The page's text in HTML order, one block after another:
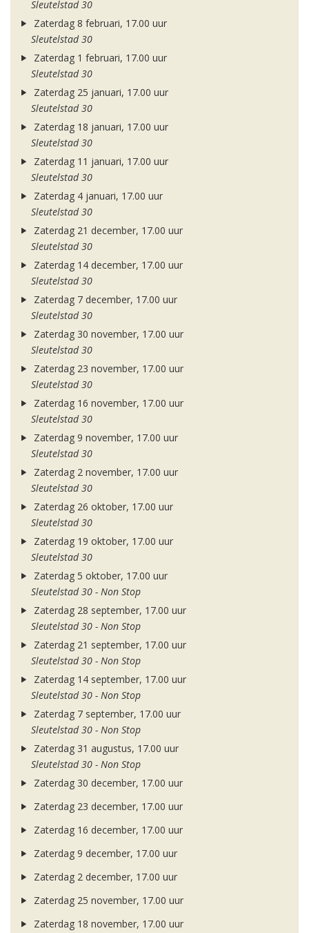
Sleutelstad 30
Zaterdag 8 februari, 17.00 uur
Sleutelstad 30
Zaterdag 1 februari, 17.00 uur
Sleutelstad 30
Zaterdag 25 januari, 17.00 uur
Sleutelstad 30
Zaterdag 18 januari, 17.00 uur
Sleutelstad 30
Zaterdag 11 januari, 17.00 uur
Sleutelstad 30
Zaterdag 4 januari, 17.00 uur
Sleutelstad 30
Zaterdag 21 december, 17.00 uur
Sleutelstad 30
Zaterdag 14 december, 17.00 uur
Sleutelstad 30
Zaterdag 7 december, 17.00 uur
Sleutelstad 30
Zaterdag 30 november, 17.00 uur
Sleutelstad 30
Zaterdag 23 november, 17.00 uur
Sleutelstad 30
Zaterdag 16 november, 17.00 uur
Sleutelstad 30
Zaterdag 9 november, 17.00 uur
Sleutelstad 30
Zaterdag 2 november, 17.00 uur
Sleutelstad 30
Zaterdag 26 oktober, 17.00 uur
Sleutelstad 30
Zaterdag 19 oktober, 17.00 uur
Sleutelstad 30
Zaterdag 5 oktober, 17.00 uur
Sleutelstad 30 - Non Stop
Zaterdag 28 september, 17.00 uur
Sleutelstad 30 - Non Stop
Zaterdag 21 september, 17.00 uur
Sleutelstad 30 - Non Stop
Zaterdag 14 september, 17.00 uur
Sleutelstad 30 - Non Stop
Zaterdag 7 september, 17.00 uur
Sleutelstad 30 - Non Stop
Zaterdag 31 augustus, 17.00 uur
Sleutelstad 30 - Non Stop
Zaterdag 30 december, 17.00 uur
Zaterdag 23 december, 17.00 uur
Zaterdag 16 december, 17.00 uur
Zaterdag 9 december, 17.00 uur
Zaterdag 2 december, 17.00 uur
Zaterdag 25 november, 17.00 uur
Zaterdag 18 november, 17.00 uur